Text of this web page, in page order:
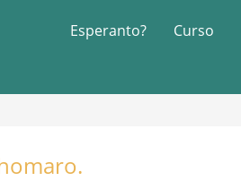
Esperanto? Curso